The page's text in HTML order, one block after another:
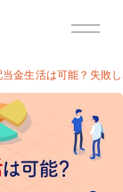
金生活は可能？失敗